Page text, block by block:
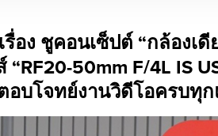
สร้างเรื่อ
ง ชูคอนเซ็ปต์ “กล้องเดี
50mm F/4L IS
อบโจทย์งานวิดีโอครบทุ